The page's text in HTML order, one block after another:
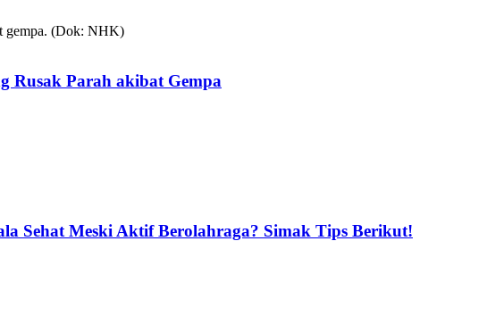
Rusak Parah akibat Gempa
Sehat Meski Aktif Berolahraga? Simak Tips Berikut!